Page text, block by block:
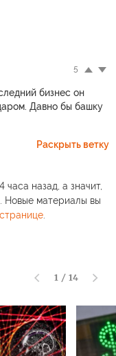
5
бизнес он
Давно бы башку
Раскрыть ветку
назад, а значит,
Новые материалы вы
.
1 / 14